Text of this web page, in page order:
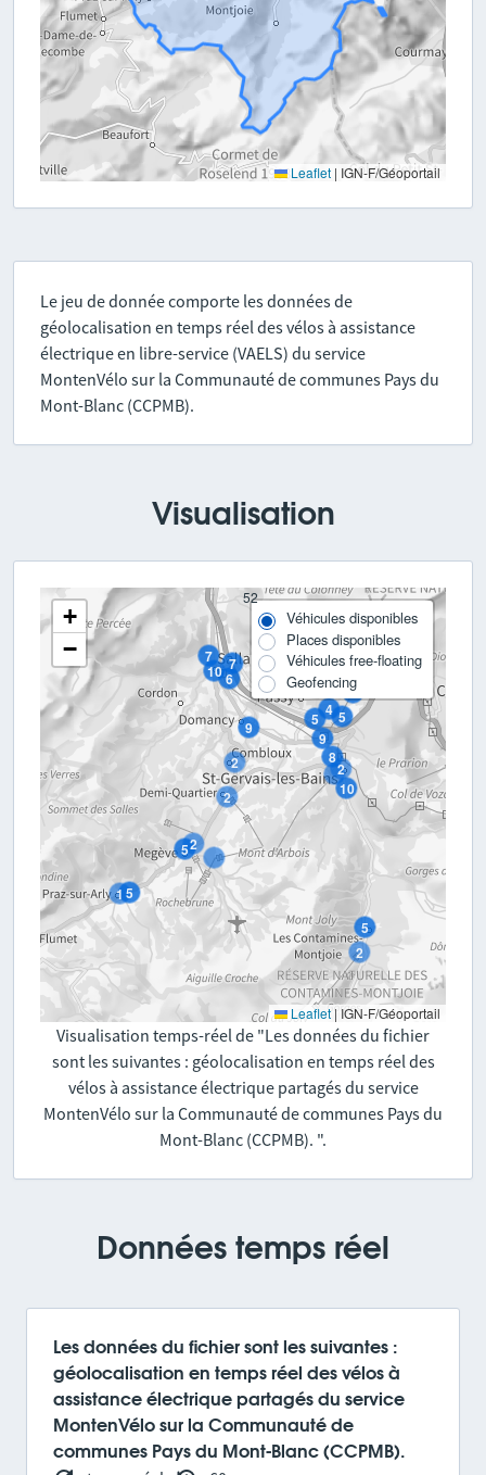
Le jeu de donnée comporte les données de
géolocalisation en temps réel des vélos à assistance
électrique en libre-service (VAELS) du service
MontenVélo sur la Communauté de communes Pays du
Mont-Blanc (CCPMB).
Visualisation
2
9
5
2
2
5
5
5
4
5
1 5
9
2
8
10
10
7
6
7
2
+
−
Véhicules disponibles
Places disponibles
Véhicules free-floating
Geofencing
Leaflet | IGN-F/Géoportail
52
Visualisation temps-réel de "Les données du fichier
sont les suivantes : géolocalisation en temps réel des
vélos à assistance électrique partagés du service
MontenVélo sur la Communauté de communes Pays du
Mont-Blanc (CCPMB). ".
Données temps réel
Les données du fichier sont les suivantes :
géolocalisation en temps réel des vélos à
assistance électrique partagés du service
MontenVélo sur la Communauté de
communes Pays du Mont-Blanc (CCPMB).
Leaflet | IGN-F/Géoportail